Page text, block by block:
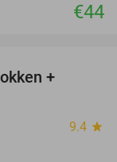
€44
+
9.4 star